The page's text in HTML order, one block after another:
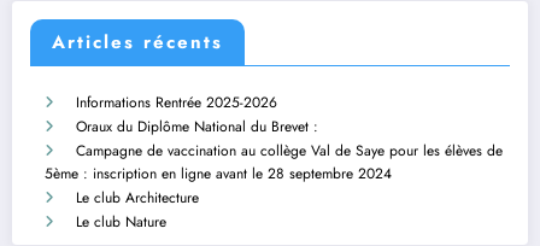
Articles récents
Informations Rentrée 2025-2026
Oraux du Diplôme National du Brevet :
Campagne de vaccination au collège Val de Saye pour les élèves de
5ème : inscription en ligne avant le 28 septembre 2024
Le club Architecture
Le club Nature